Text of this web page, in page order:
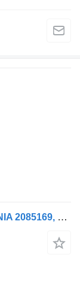
Boîtier de direction TRW Colonne SCANIA 2085169, 2784927, THP90620 160729 pour camion Scania